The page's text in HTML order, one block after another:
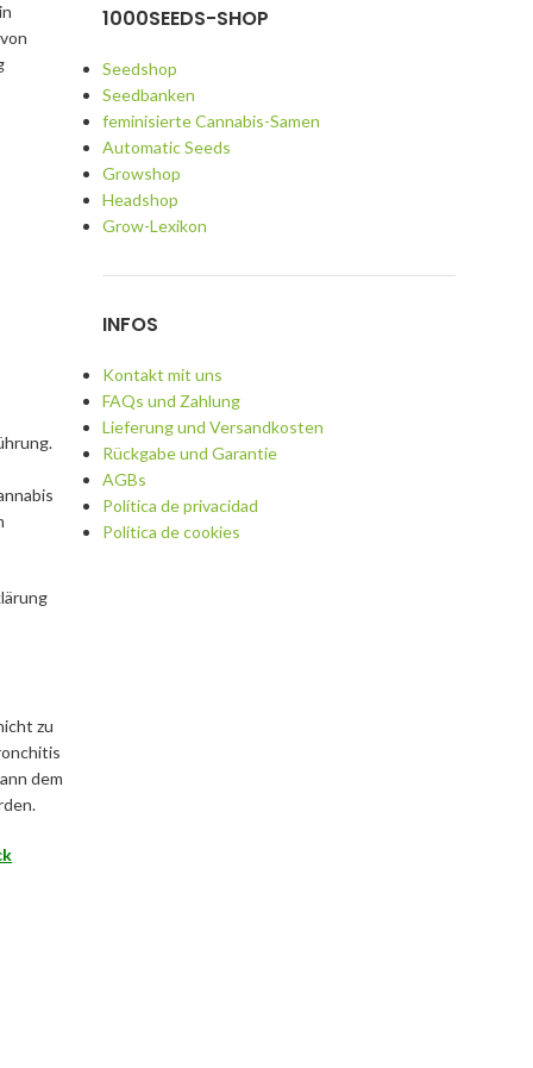
zu
dem
1000SEEDS-SHOP
Seedshop
Seedbanken
feminisierte Cannabis-Samen
Automatic Seeds
Growshop
Headshop
Grow-Lexikon
INFOS
Kontakt mit uns
FAQs und Zahlung
Lieferung und Versandkosten
Rückgabe und Garantie
AGBs
Política de privacidad
Política de cookies